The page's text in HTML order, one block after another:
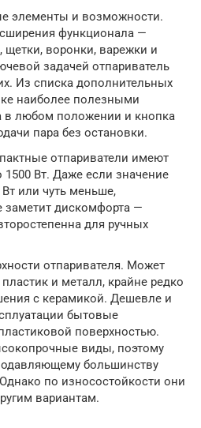
элементы и возможности.
функционала —
воронки, варежки и
задачей отпариватель
Из списка дополнительных
наиболее полезными
в любом положении и кнопка
пара без остановки.
отпариватели имеют
Вт. Даже если значение
Вт или чуть меньше,
заметит дискомфорта —
для ручных
отпаривателя. Может
и металл, крайне редко
с керамикой. Дешевле и
бытовые
поверхностью.
виды, поэтому
большинству
по износостойкости они
вариантам.